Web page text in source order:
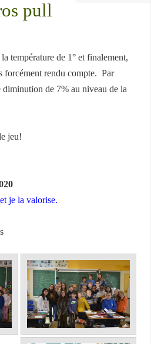
pull
température de 1° et finalement,
forcément rendu compte. Par
diminution de 7% au niveau de la
jeu!
je la valorise.